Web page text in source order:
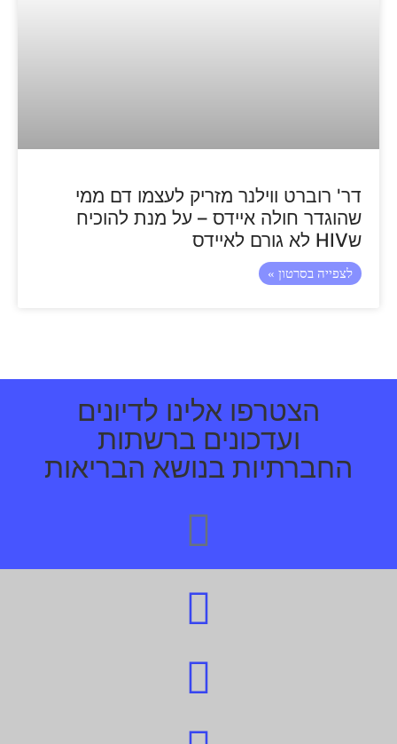
דר' רוברט ווילנר מזריק לעצמו דם ממי
שהוגדר חולה איידס – על מנת להוכיח
שHIV לא גורם לאיידס
לצפייה בסרטון »
הצטרפו אלינו לדיונים
ועדכונים ברשתות
החברתיות בנושא הבריאות